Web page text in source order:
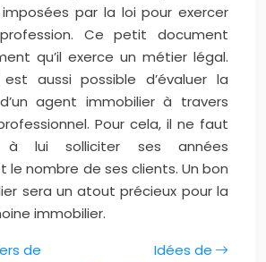
par la loi pour exercer
Ce petit document
qu’il exerce un métier légal.
est aussi possible d’évaluer la
agent immobilier à travers
Pour cela, il ne faut
à lui solliciter ses années
le nombre de ses clients. Un bon
sera un atout précieux pour la
immobilier.
de
Idées de